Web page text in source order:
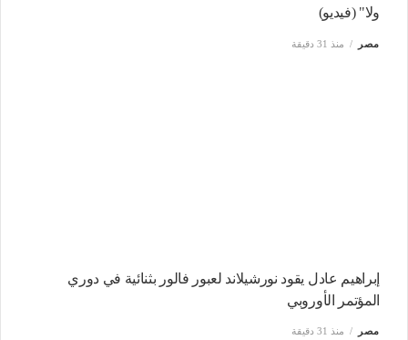
ولا" (فيديو)
مصر منذ 31 دقيقة
إبراهيم عادل يقود نورشيلاند لعبور فالور بثنائية في دوري
المؤتمر الأوروبي
مصر منذ 31 دقيقة